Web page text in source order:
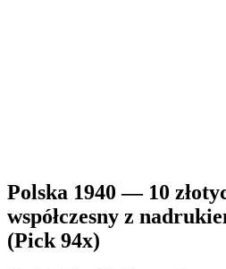
Polska 1940 — 10
współczesny z
(Pick 94x)